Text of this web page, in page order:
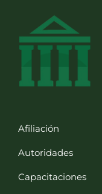
Afiliación
Autoridades
Capacitaciones